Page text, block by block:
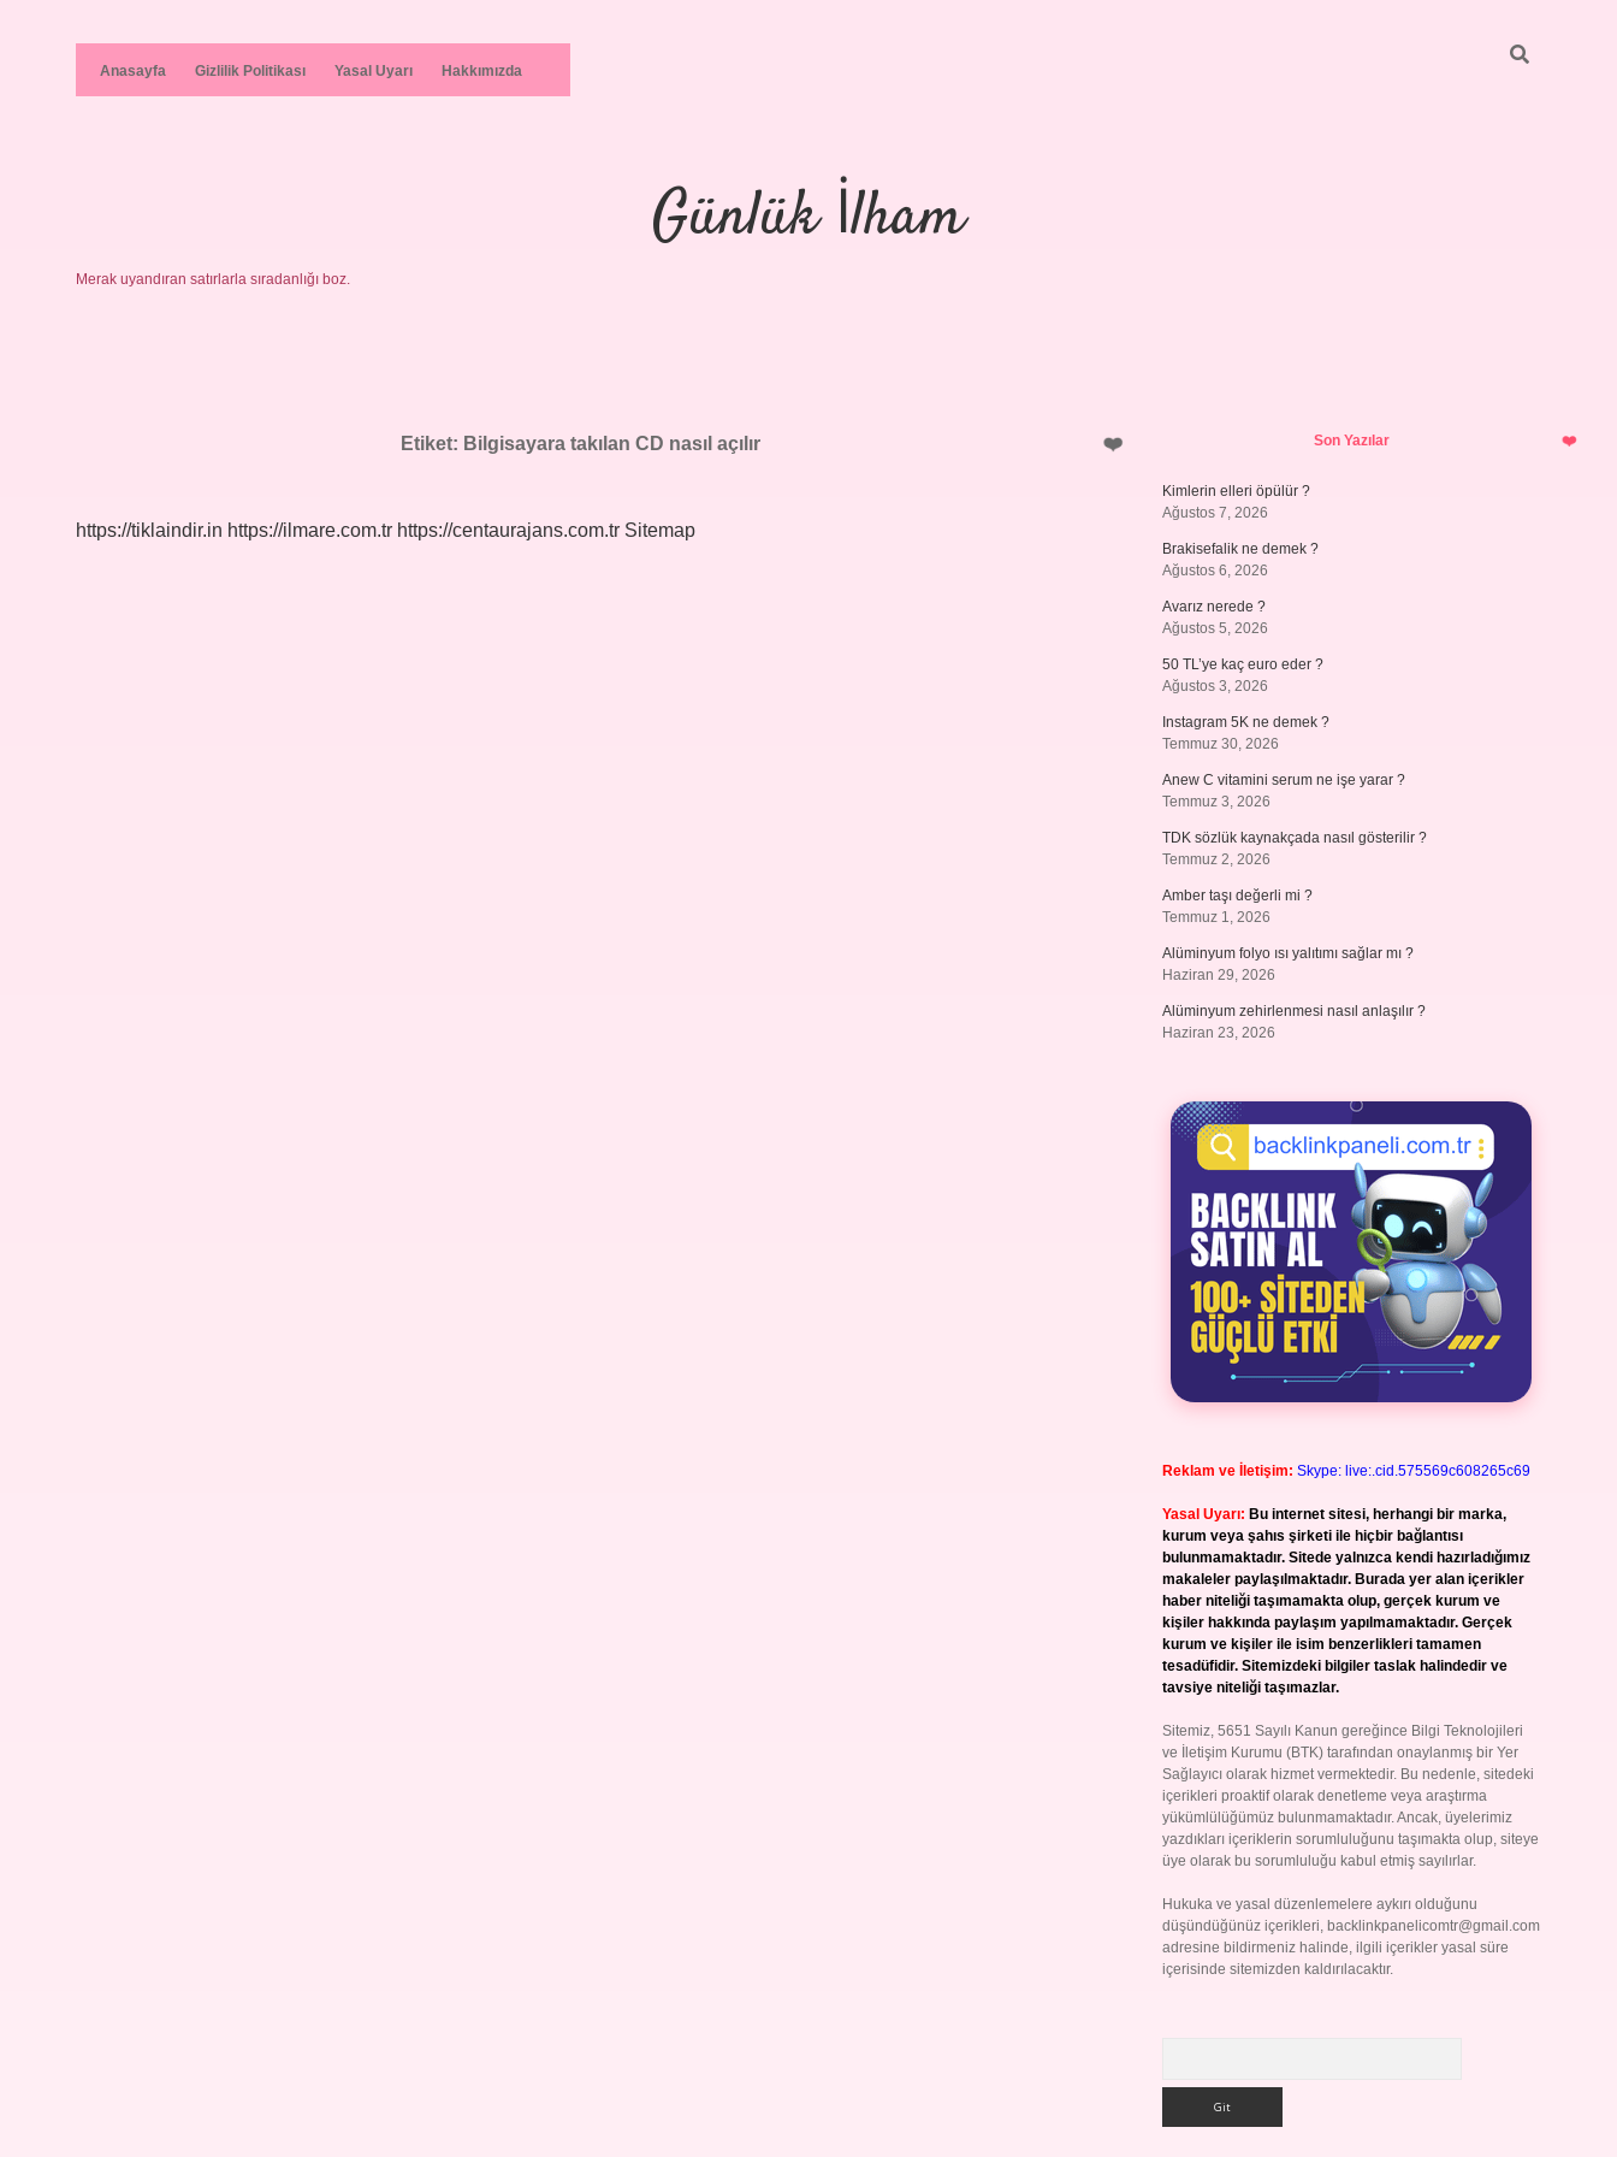
Anasayfa Gizlilik Politikası Yasal Uyarı Hakkımızda
Günlük İlham
Merak uyandıran satırlarla sıradanlığı boz.
Etiket: Bilgisayara takılan CD nasıl açılır
https://tiklaindir.in https://ilmare.com.tr https://centaurajans.com.tr Sitemap
SidebarSon Yazılar
Kimlerin elleri öpülür ?
Ağustos 7, 2026
Brakisefalik ne demek ?
Ağustos 6, 2026
Avarız nerede ?
Ağustos 5, 2026
50 TL’ye kaç euro eder ?
Ağustos 3, 2026
Instagram 5K ne demek ?
Temmuz 30, 2026
Anew C vitamini serum ne işe yarar ?
Temmuz 3, 2026
TDK sözlük kaynakçada nasıl gösterilir ?
Temmuz 2, 2026
Amber taşı değerli mi ?
Temmuz 1, 2026
Alüminyum folyo ısı yalıtımı sağlar mı ?
Haziran 29, 2026
Alüminyum zehirlenmesi nasıl anlaşılır ?
Haziran 23, 2026
Reklam ve İletişim: Skype: live:.cid.575569c608265c69
Yasal Uyarı: Bu internet sitesi, herhangi bir marka,
kurum veya şahıs şirketi ile hiçbir bağlantısı
bulunmamaktadır. Sitede yalnızca kendi hazırladığımız
makaleler paylaşılmaktadır. Burada yer alan içerikler
haber niteliği taşımamakta olup, gerçek kurum ve
kişiler hakkında paylaşım yapılmamaktadır. Gerçek
kurum ve kişiler ile isim benzerlikleri tamamen
tesadüfidir. Sitemizdeki bilgiler taslak halindedir ve
tavsiye niteliği taşımazlar.
Sitemiz, 5651 Sayılı Kanun gereğince Bilgi Teknolojileri
ve İletişim Kurumu (BTK) tarafından onaylanmış bir Yer
Sağlayıcı olarak hizmet vermektedir. Bu nedenle, sitedeki
içerikleri proaktif olarak denetleme veya araştırma
yükümlülüğümüz bulunmamaktadır. Ancak, üyelerimiz
yazdıkları içeriklerin sorumluluğunu taşımakta olup, siteye
üye olarak bu sorumluluğu kabul etmiş sayılırlar.
Hukuka ve yasal düzenlemelere aykırı olduğunu
düşündüğünüz içerikleri, backlinkpanelicomtr@gmail.com
adresine bildirmeniz halinde, ilgili içerikler yasal süre
içerisinde sitemizden kaldırılacaktır.